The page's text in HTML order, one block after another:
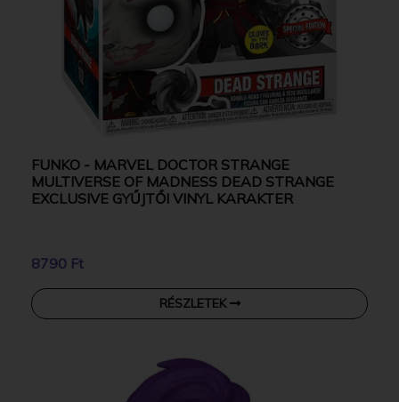
FUNKO - MARVEL DOCTOR STRANGE
MULTIVERSE OF MADNESS DEAD STRANGE
EXCLUSIVE GYŰJTŐI VINYL KARAKTER
8790 Ft
RÉSZLETEK